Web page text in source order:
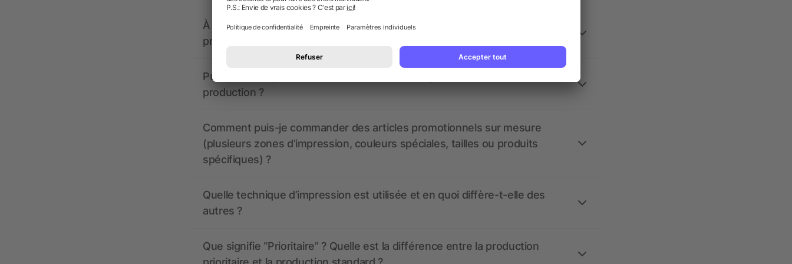
À quoi doivent ressembler les données d’impression ? allbranded
propose-t-il un service pour les créer ?
Puis-je voir à quoi ressembleront mes articles promotionnels avant la
production ?
Comment puis-je commander des articles promotionnels sur mesure
(plusieurs zones d’impression, couleurs spéciales, tailles ou produits
spécifiques) ?
Quelle technique d’impression est utilisée et en quoi diffère-t-elle des
autres ?
Que signifie “Prioritaire” ? Quelle est la différence entre la production